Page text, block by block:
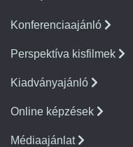
Konferenciaajánló
Perspektíva kisfilmek
Kiadványajánló
Online képzések
Médiaajánlat